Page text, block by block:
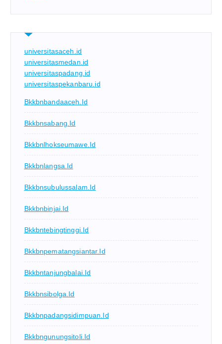
universitasaceh.id
universitasmedan.id
universitaspadang.id
universitaspekanbaru.id
Bkkbnbandaaceh.id
Bkkbnsabang.id
Bkkbnlhokseumawe.id
Bkkbnlangsa.id
Bkkbnsubulussalam.id
Bkkbnbinjai.id
Bkkbntebingtinggi.id
Bkkbnpematangsiantar.id
Bkkbntanjungbalai.id
Bkkbnsibolga.id
Bkkbnpadangsidimpuan.id
Bkkbngunungsitoli.id